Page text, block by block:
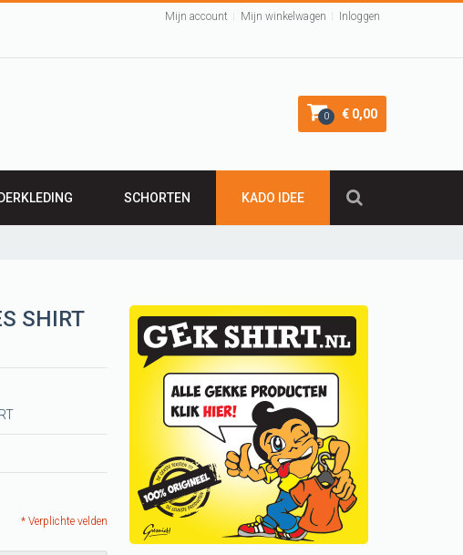
Mijn account Mijn winkelwagen Inloggen
0 € 0,00
SCHORTEN KADO IDEE
VALENTIJNSCADEAU
Verjaardagscadeau
BARBECUE SCHORT
Keukenschorten
SINTERKLAAS cadeau
ideeen
KUSSENTJES
Kado voor kinderen
SHIRT
* Verplichte velden